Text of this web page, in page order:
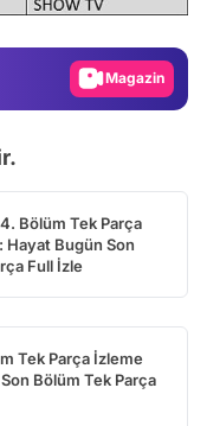
Magazin
Bölüm Tek Parça
Hayat Bugün Son
Full İzle
Tek Parça İzleme
Son Bölüm Tek Parça